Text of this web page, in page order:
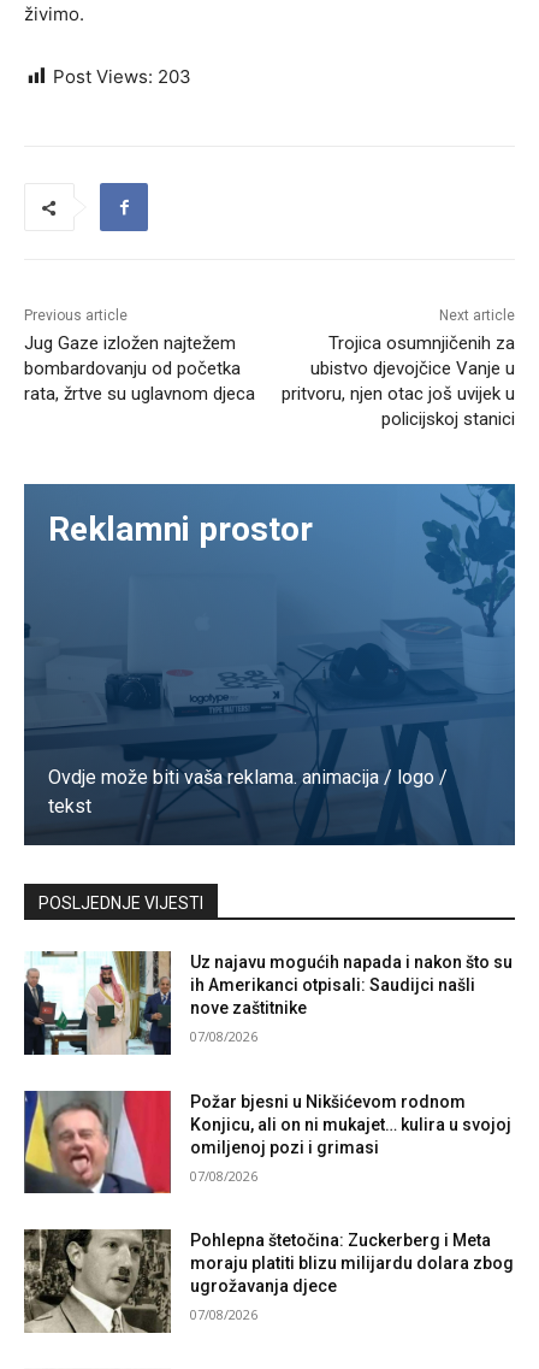
živimo.
Post Views: 203
Previous article
Jug Gaze izložen najtežem
bombardovanju od početka
rata, žrtve su uglavnom djeca
Next article
Trojica osumnjičenih za
ubistvo djevojčice Vanje u
pritvoru, njen otac još uvijek u
policijskoj stanici
Reklamni prostor
Ovdje može biti vaša reklama. animacija / logo /
tekst
Kontaktirajte nas
POSLJEDNJE VIJESTI
Uz najavu mogućih napada i nakon što su
ih Amerikanci otpisali: Saudijci našli
nove zaštitnike
07/08/2026
Požar bjesni u Nikšićevom rodnom
Konjicu, ali on ni mukajet… kulira u svojoj
omiljenoj pozi i grimasi
07/08/2026
Pohlepna štetočina: Zuckerberg i Meta
moraju platiti blizu milijardu dolara zbog
ugrožavanja djece
07/08/2026